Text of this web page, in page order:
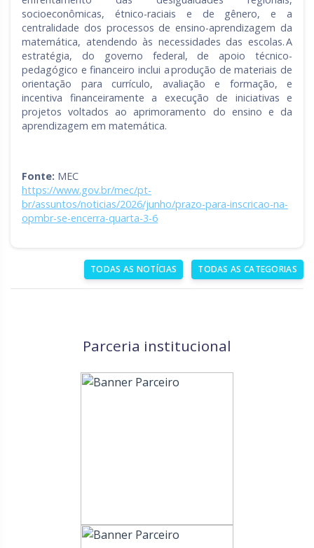
socioeconômicas, étnico-raciais e de gênero, e a
centralidade dos processos de ensino-aprendizagem da
matemática, atendendo às necessidades das escolas. A
estratégia, do governo federal, de apoio técnico-
pedagógico e financeiro inclui a produção de materiais de
orientação para currículo, avaliação e formação, e
incentiva financeiramente a execução de iniciativas e
projetos voltados ao aprimoramento do ensino e da
aprendizagem em matemática.
Fonte: MEC
https://www.gov.br/mec/pt-
br/assuntos/noticias/2026/junho/prazo-para-inscricao-na-
opmbr-se-encerra-quarta-3-6
TODAS AS NOTÍCIAS TODAS AS CATEGORIAS
Parceria institucional